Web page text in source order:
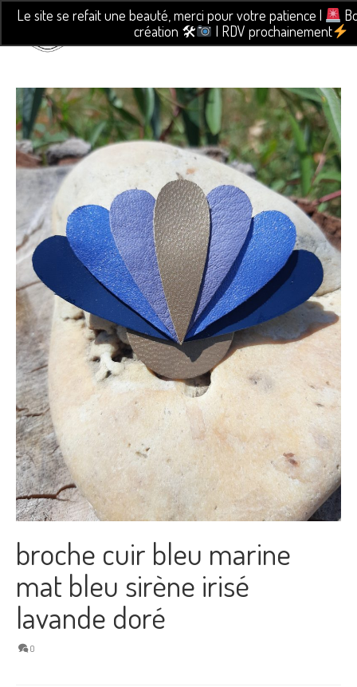
Le site se refait une beauté, merci pour votre patience |
création 🛠
| RDV prochainement
broche cuir bleu marine
mat bleu sirène irisé
lavande doré
0